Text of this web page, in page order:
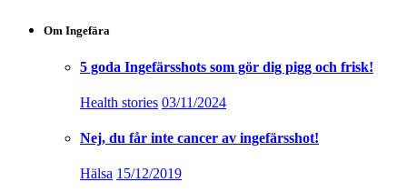
Om Ingefära
5 goda Ingefärsshots som gör dig pigg och frisk!
Health stories 03/11/2024
Nej, du får inte cancer av ingefärsshot!
Hälsa 15/12/2019